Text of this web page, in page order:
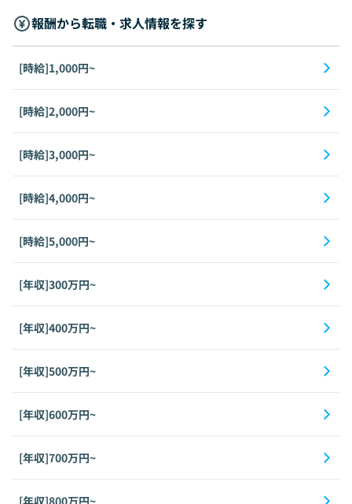
報酬から転職・求人情報を探す
[時給]1,000円~
[時給]2,000円~
[時給]3,000円~
[時給]4,000円~
[時給]5,000円~
[年収]300万円~
[年収]400万円~
[年収]500万円~
[年収]600万円~
[年収]700万円~